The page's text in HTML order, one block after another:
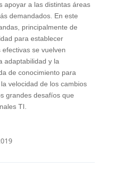
apoyar a las distintas áreas
demandados. En este
principalmente de
para establecer
se vuelven
adaptabilidad y la
de conocimiento para
velocidad de los cambios
grandes desafíos que
TI.